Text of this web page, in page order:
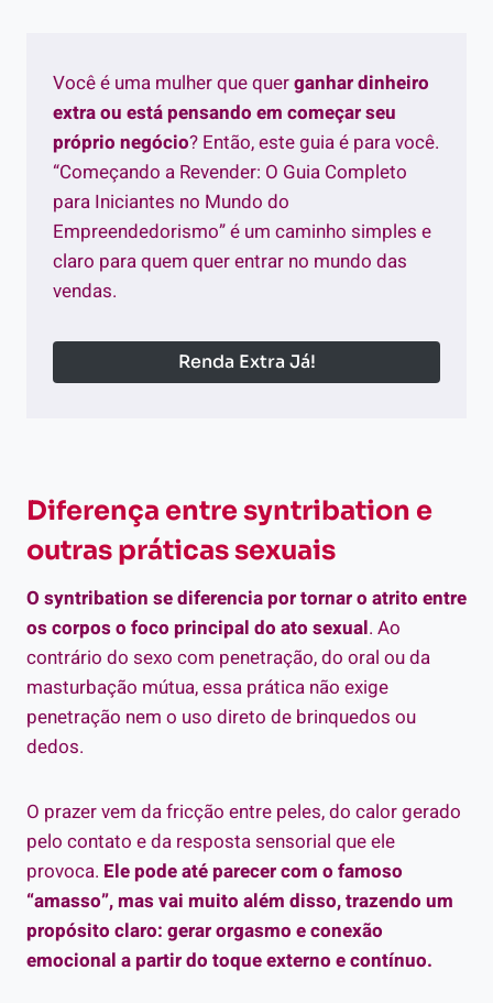
Você é uma mulher que querganhar dinheiro
extra ou está pensando em começar seu
próprio negócio? Então, este guia é para você.
“Começando a Revender: O Guia Completo
para Iniciantes no Mundo do
Empreendedorismo” é um caminho simples e
claro para quem quer entrar no mundo das
vendas.
Renda Extra Já!
Diferença entre syntribation e
outras práticas sexuais
O syntribation se diferencia por tornar o atrito entre
os corpos o foco principal do ato sexual. Ao
contrário do sexo com penetração, do oral ou da
masturbação mútua, essa prática não exige
penetração nem o uso direto de brinquedos ou
dedos.
O prazer vem da fricção entre peles, do calor gerado
pelo contato e da resposta sensorial que ele
provoca. Ele pode até parecer com o famoso
“amasso”, mas vai muito além disso, trazendo um
propósito claro: gerar orgasmo e conexão
emocional a partir do toque externo e contínuo.